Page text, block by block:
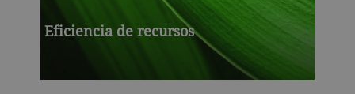
Eficiencia de recursos